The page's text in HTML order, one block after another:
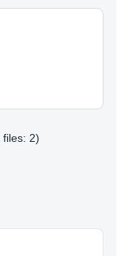
2)